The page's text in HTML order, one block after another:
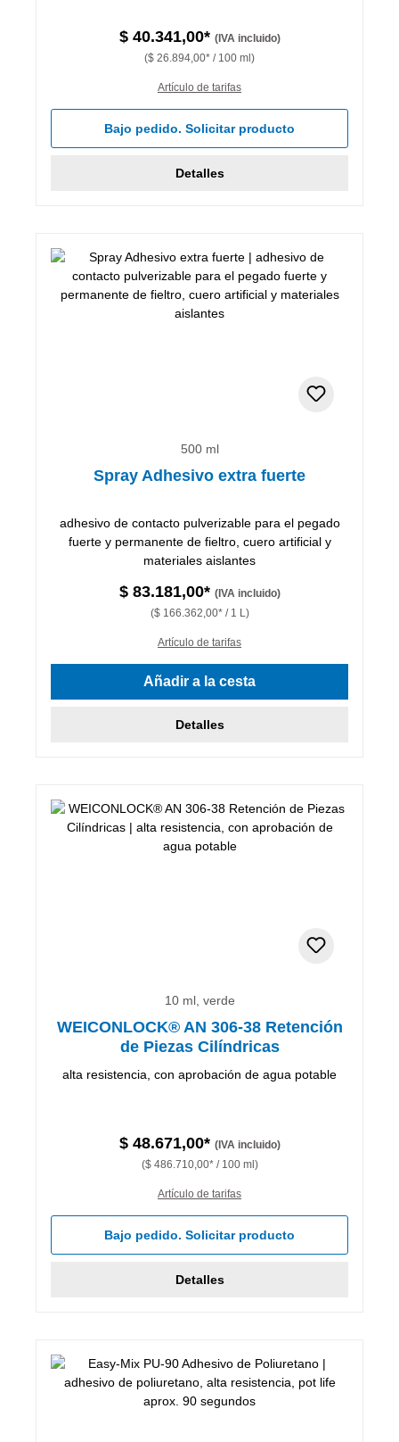
$ 40.341,00* (IVA incluido)
($ 26.894,00* / 100 ml)
Artículo de tarifas
Bajo pedido. Solicitar producto
Detalles
500 ml
Spray Adhesivo extra fuerte
adhesivo de contacto pulverizable para el pegado
fuerte y permanente de fieltro, cuero artificial y
materiales aislantes
$ 83.181,00* (IVA incluido)
($ 166.362,00* / 1 L)
Artículo de tarifas
Añadir a la cesta
Detalles
10 ml, verde
WEICONLOCK® AN 306-38 Retención
de Piezas Cilíndricas
alta resistencia, con aprobación de agua potable
$ 48.671,00* (IVA incluido)
($ 486.710,00* / 100 ml)
Artículo de tarifas
Bajo pedido. Solicitar producto
Detalles